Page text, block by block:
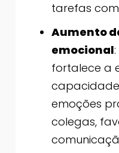
tarefas
Aumento
emocional
fortalece a
emoções
colegas,